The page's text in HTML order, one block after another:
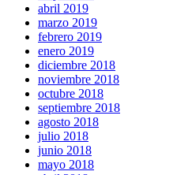
abril 2019
marzo 2019
febrero 2019
enero 2019
diciembre 2018
noviembre 2018
octubre 2018
septiembre 2018
agosto 2018
julio 2018
junio 2018
mayo 2018